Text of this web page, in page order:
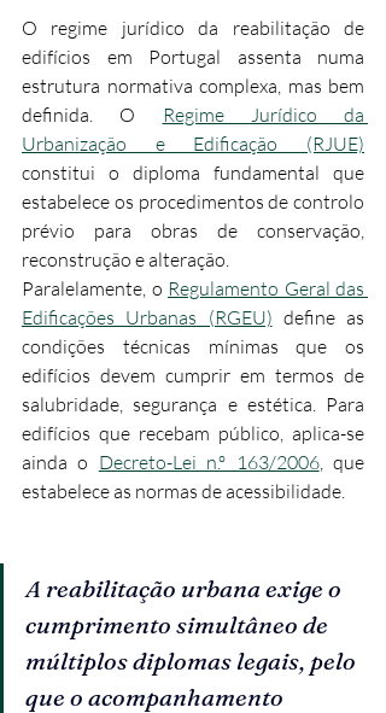
O regime jurídico da reabilitação de
edifícios em Portugal assenta numa
estrutura normativa complexa, mas bem
definida. O
Regime Jurídico da
Urbanização e Edificação (RJUE)
constitui o diploma fundamental que
estabelece os procedimentos de controlo
prévio para obras de conservação,
reconstrução e alteração.
Paralelamente, o Regulamento Geral das
Edificações Urbanas (RGEU) define as
condições técnicas mínimas que os
edifícios devem cumprir em termos de
salubridade, segurança e estética. Para
edifícios que recebam público, aplica-se
ainda o Decreto-Lei n.º 163/2006, que
estabelece as normas de acessibilidade.
A reabilitação urbana exige o
cumprimento simultâneo de
múltiplos diplomas legais, pelo
que o acompanhamento